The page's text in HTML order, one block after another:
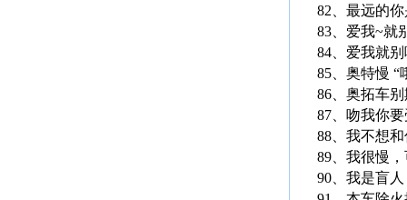
82、最远的
83、爱我~就
84、爱我就
85、奥特慢 “
86、奥拓车
87、吻我你
88、我不想
89、我很慢
90、我是盲人